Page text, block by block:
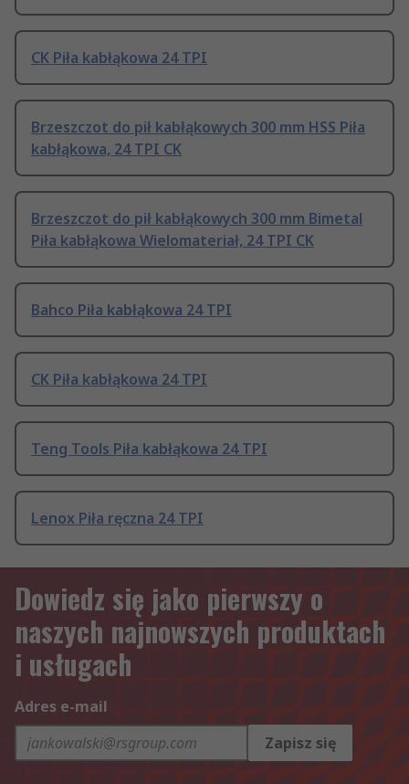
CK Piła kabłąkowa 24 TPI
Brzeszczot do pił kabłąkowych 300 mm HSS Piła
kabłąkowa, 24 TPI CK
Brzeszczot do pił kabłąkowych 300 mm Bimetal
Piła kabłąkowa Wielomateriał, 24 TPI CK
Bahco Piła kabłąkowa 24 TPI
CK Piła kabłąkowa 24 TPI
Teng Tools Piła kabłąkowa 24 TPI
Lenox Piła ręczna 24 TPI
Dowiedz się jako pierwszy o
naszych najnowszych produktach
i usługach
Adres e-mail
Zapisz się